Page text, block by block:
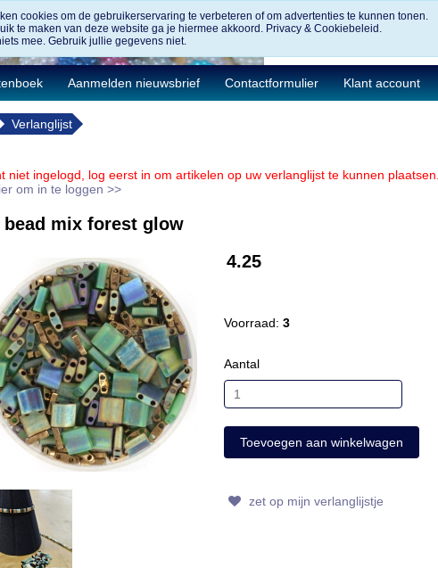
Aanmelden nieuwsbrief Contactformulier Klant account
Verlanglijst
niet ingelogd, log eerst in om artikelen op uw verlanglijst te kunnen plaatsen.
om in te loggen >>
bead mix forest glow
4.25
Voorraad: 3
Aantal
zet op mijn verlanglijstje
cookies om de gebruikerservaring te verbeteren of om advertenties te kunnen tonen.
te maken van deze website ga je hiermee akkoord. Privacy & Cookiebeleid.
mee. Gebruik jullie gegevens niet.